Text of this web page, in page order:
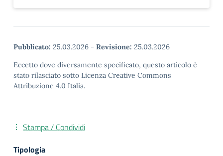
Pubblicato: 25.03.2026 - Revisione: 25.03.2026
Eccetto dove diversamente specificato, questo articolo è
stato rilasciato sotto Licenza Creative Commons
Attribuzione 4.0 Italia.
Stampa / Condividi
Tipologia